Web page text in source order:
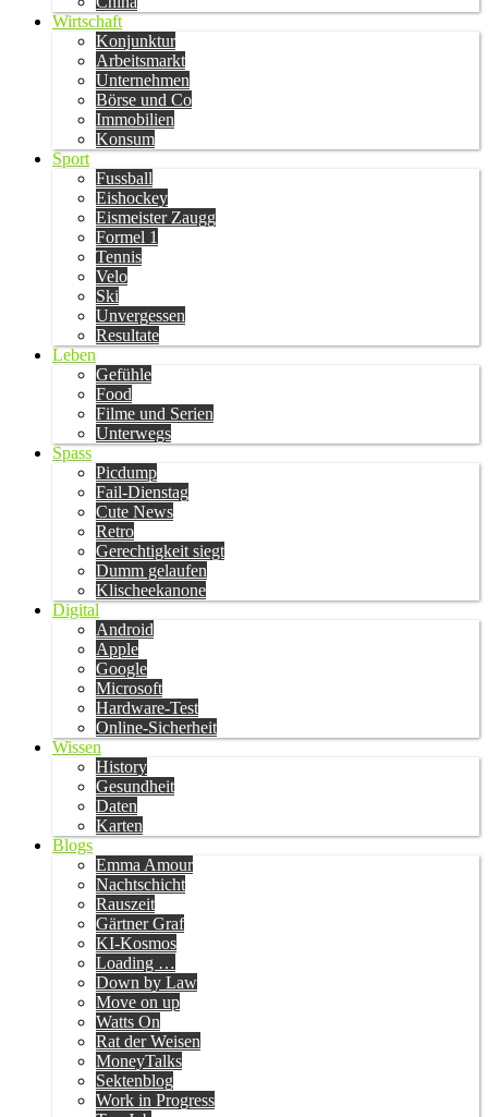
Wirtschaft
Konjunktur
Arbeitsmarkt
Unternehmen
Börse und Co
Immobilien
Konsum
Sport
Fussball
Eishockey
Eismeister Zaugg
Formel 1
Tennis
Velo
Ski
Unvergessen
Resultate
Leben
Gefühle
Food
Filme und Serien
Unterwegs
Spass
Picdump
Fail-Dienstag
Cute News
Retro
Gerechtigkeit siegt
Dumm gelaufen
Klischeekanone
Digital
Android
Apple
Google
Microsoft
Hardware-Test
Online-Sicherheit
Wissen
History
Gesundheit
Daten
Karten
Blogs
Emma Amour
Nachtschicht
Rauszeit
Gärtner Graf
KI-Kosmos
Loading …
Down by Law
Move on up
Watts On
Rat der Weisen
MoneyTalks
Sektenblog
Work in Progress